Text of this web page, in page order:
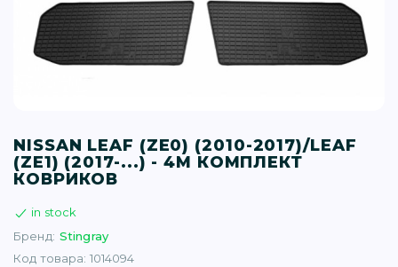
NISSAN LEAF (ZE0) (2010-2017)/LEAF
(ZE1) (2017-...) - 4М КОМПЛЕКТ
КОВРИКОВ
in stock
Бренд: Stingray
Код товара: 1014094